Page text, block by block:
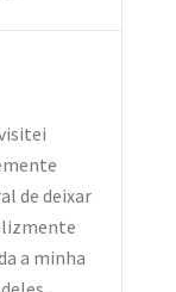
de deixar
a minha